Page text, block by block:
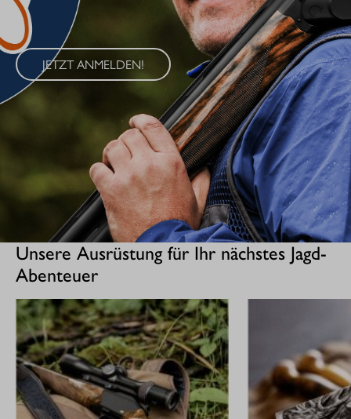
JETZT ANMELDEN!
Unsere Ausrüstung für Ihr nächstes Jagd-
Abenteuer